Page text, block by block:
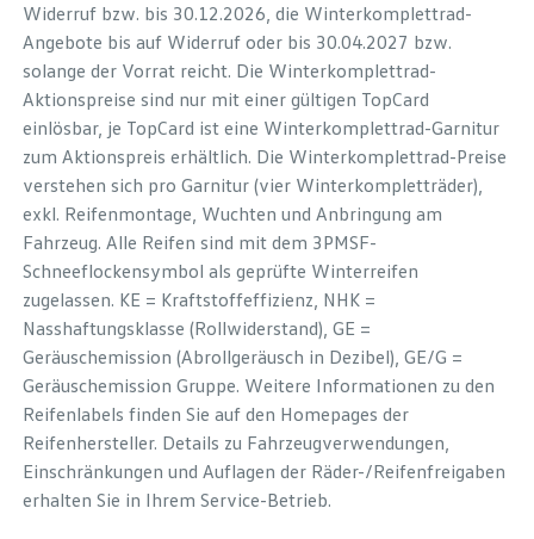
Widerruf bzw. bis 30.12.2026, die Winterkomplettrad-
Angebote bis auf Widerruf oder bis 30.04.2027 bzw.
solange der Vorrat reicht. Die Winterkomplettrad-
Aktionspreise sind nur mit einer gültigen TopCard
einlösbar, je TopCard ist eine Winterkomplettrad-Garnitur
zum Aktionspreis erhältlich. Die Winterkomplettrad-Preise
verstehen sich pro Garnitur (vier Winterkompletträder),
exkl. Reifenmontage, Wuchten und Anbringung am
Fahrzeug. Alle Reifen sind mit dem 3PMSF-
Schneeflockensymbol als geprüfte Winterreifen
zugelassen. KE = Kraftstoffeffizienz, NHK =
Nasshaftungsklasse (Rollwiderstand), GE =
Geräuschemission (Abrollgeräusch in Dezibel), GE/G =
Geräuschemission Gruppe. Weitere Informationen zu den
Reifenlabels finden Sie auf den Homepages der
Reifenhersteller. Details zu Fahrzeugverwendungen,
Einschränkungen und Auflagen der Räder-/Reifenfreigaben
erhalten Sie in Ihrem Service-Betrieb.